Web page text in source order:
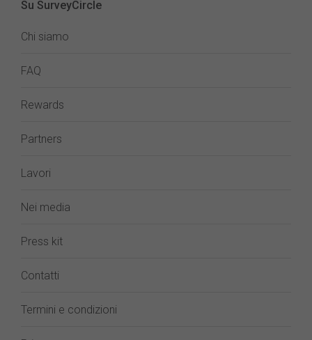
Su SurveyCircle
Chi siamo
FAQ
Rewards
Partners
Lavori
Nei media
Press kit
Contatti
Termini e condizioni